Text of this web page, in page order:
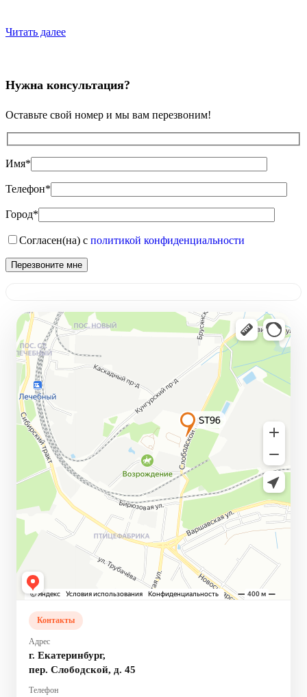
Читать далее
Нужна консультация?
Оставьте свой номер и мы вам перезвоним!
Имя*
Телефон*
Город*
Согласен(на) с политикой конфиденциальности
Контакты
Адрес
г. Екатеринбург,
пер. Слободской, д. 45
Телефон